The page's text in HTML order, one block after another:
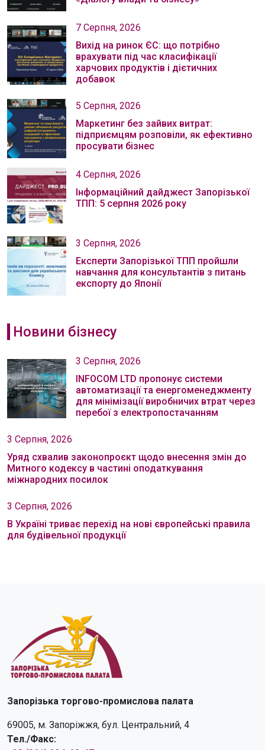
7 Серпня, 2026
Вихід на ринок ЄС: що потрібно
врахувати під час класифікації
харчових продуктів і дієтичних
добавок
5 Серпня, 2026
Маркетинг без зайвих витрат:
підприємцям розповіли, як ефективно
просувати бізнес
4 Серпня, 2026
Інформаційний дайджест Запорізької
ТПП: 5 серпня 2026 року
3 Серпня, 2026
Експерти Запорізької ТПП пройшли
навчання для консультантів з питань
експорту до Японії
Новини бізнесу
3 Серпня, 2026
INFOCOM LTD пропонує системи
автоматизації та енергоменеджменту
для мінімізації виробничих втрат через
перебої з електропостачанням
3 Серпня, 2026
Уряд схвалив законопроєкт щодо внесення змін до
Митного кодексу в частині оподаткування
міжнародних посилок
3 Серпня, 2026
В Україні триває перехід на нові європейські правила
для будівельної продукції
Запорізька торгово-промислова палата
69005, м. Запоріжжя, бул. Центральний, 4
Тел./Факс: